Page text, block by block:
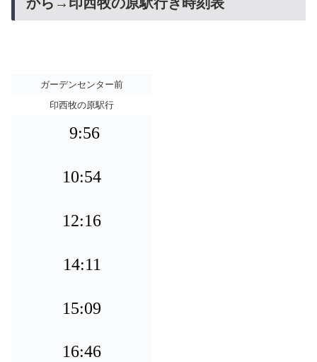
ガーデンセンター前
印西牧の原駅行
9:56
10:54
12:16
14:11
15:09
16:46